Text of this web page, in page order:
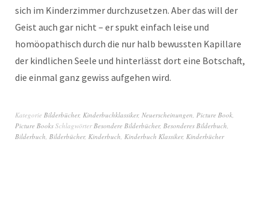
sich im Kinderzimmer durchzusetzen. Aber das will der
Geist auch gar nicht – er spukt einfach leise und
homöopathisch durch die nur halb bewussten Kapillare
der kindlichen Seele und hinterlässt dort eine Botschaft,
die einmal ganz gewiss aufgehen wird.
Kategorie Bilderbücher, Kinderbuchklassiker, Neuerscheinungen, Picture Book,
Picture Books SchlagwörterBesondere Bilderbücher, Besonderes Bilderbuch,
Bilderbuch, Bilderbücher, Kinderbuch, Kinderbuch Klassiker, Kinderbücher